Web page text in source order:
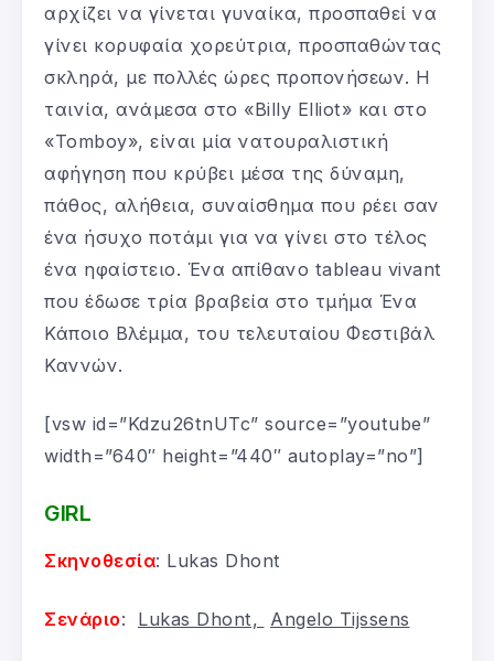
αρχίζει να γίνεται γυναίκα, προσπαθεί να
γίνει κορυφαία χορεύτρια, προσπαθώντας
σκληρά, με πολλές ώρες προπονήσεων. Η
ταινία, ανάμεσα στο «Billy Elliot» και στο
«Tomboy», είναι μία νατουραλιστική
αφήγηση που κρύβει μέσα της δύναμη,
πάθος, αλήθεια, συναίσθημα που ρέει σαν
ένα ήσυχο ποτάμι για να γίνει στο τέλος
ένα ηφαίστειο. Ένα απίθανο tableau vivant
που έδωσε τρία βραβεία στο τμήμα Ένα
Κάποιο Βλέμμα, του τελευταίου Φεστιβάλ
Καννών.
[vsw id=”Kdzu26tnUTc” source=”youtube”
width=”640″ height=”440″ autoplay=”no”]
GIRL
Σκηνοθεσία: Lukas Dhont
Σενάριο: Lukas Dhont, Angelo Tijssens